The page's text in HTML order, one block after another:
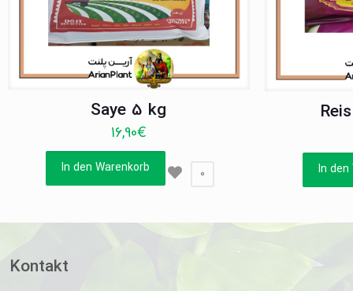
Saye 5 kg
16,90€
In den Warenkorb 0 In den
Kontakt